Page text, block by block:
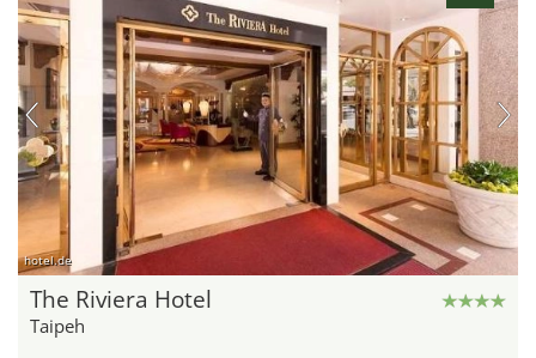
hotel.de
The Riviera Hotel
Taipeh